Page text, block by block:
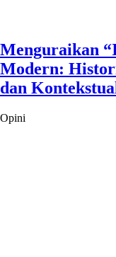
Menguraikan
Modern:
dan
Opini